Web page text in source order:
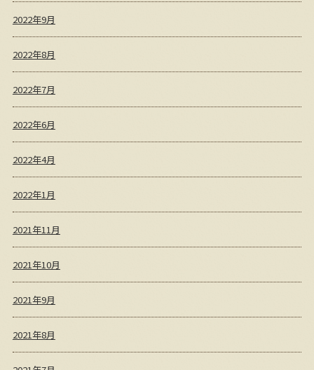
2022年9月
2022年8月
2022年7月
2022年6月
2022年4月
2022年1月
2021年11月
2021年10月
2021年9月
2021年8月